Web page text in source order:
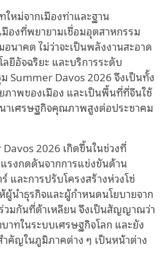
หม่จากเมืองท่าและฐาน
องที่พยายามเชื่อมอุตสาหกรรม
นาคต ไม่ว่าจะเป็นพลังงานสะอาด
ลยีอัจฉริยะ และบริการระดับ
Summer Davos 2026 จึงเป็นทั้ง
ภาพของเมือง และเป็นพื้นที่ที่จีนใช้
เศรษฐกิจคุณภาพสูงต่อประชาคม
2026 เกิดขึ้นในช่วงที่
รงกดดันจากการแข่งขันด้าน
และการปรับโครงสร้างห่วงโซ่
นำธุรกิจและผู้กำหนดนโยบายจาก
วมกันที่ต้าเหลียน จึงเป็นสัญญาณว่า
าทในระบบเศรษฐกิจโลก และยัง
ำคัญในภูมิภาคต่าง ๆ เป็นหน้าต่าง